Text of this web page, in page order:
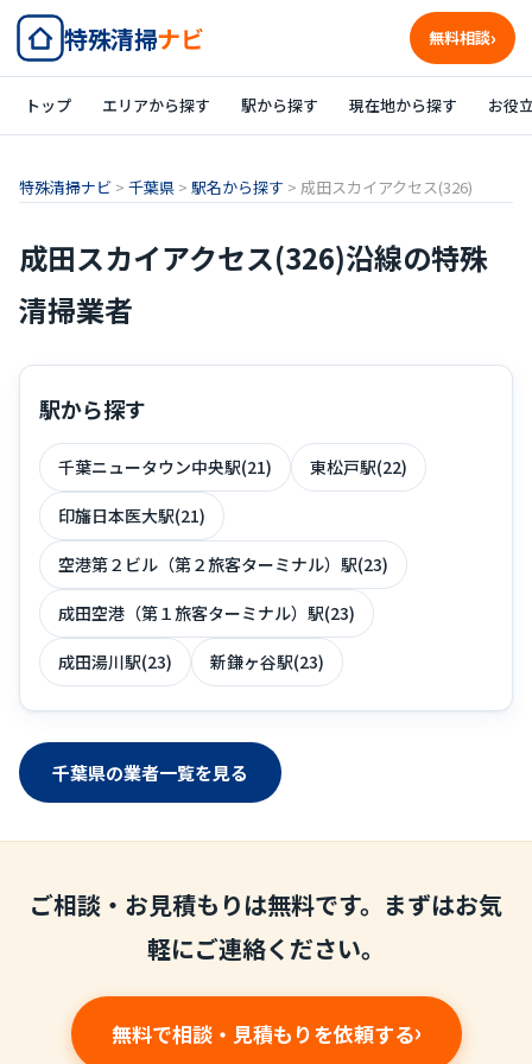
特殊清掃ナビ 無料相談
トップ エリアから探す 駅から探す 現在地から探す お役
特殊清掃ナビ > 千葉県 > 駅名から探す > 成田スカイアクセス(326)
成田スカイアクセス(326)沿線の特殊
清掃業者
駅から探す
千葉ニュータウン中央駅(21) 東松戸駅(22)
印旛日本医大駅(21)
空港第２ビル（第２旅客ターミナル）駅(23)
成田空港（第１旅客ターミナル）駅(23)
成田湯川駅(23) 新鎌ヶ谷駅(23)
千葉県の業者一覧を見る
ご相談・お見積もりは無料です。まずはお気
軽にご連絡ください。
無料で相談・見積もりを依頼する